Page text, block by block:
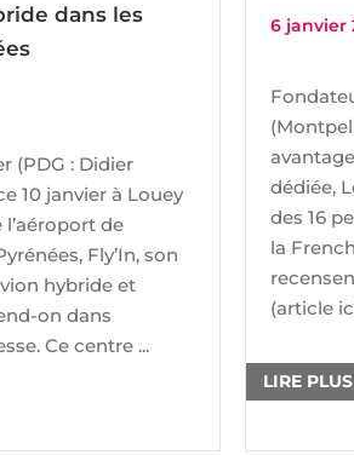
dans les
(PDG : Didier
10 janvier à Louey
l’aéroport de
Fly’In, son
hybride et
on dans
Ce centre ...
6 janvier
dédiée,
des 16
la
(article
LIRE PLUS